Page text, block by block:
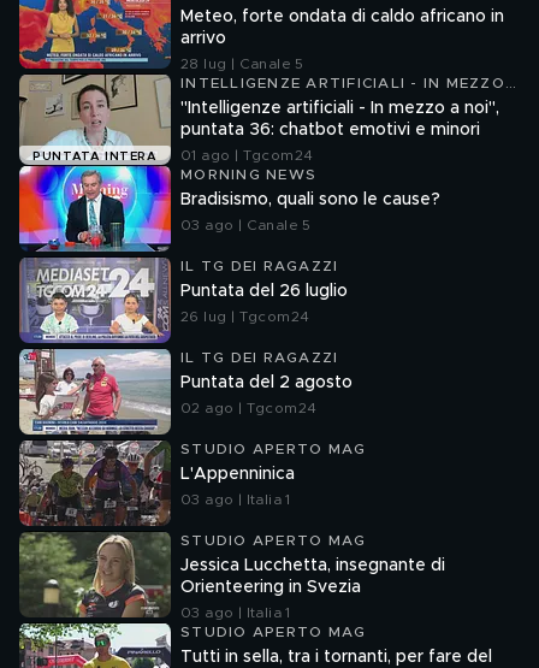
Meteo, forte ondata di caldo africano in
arrivo
28 lug | Canale 5
PUNTATA INTERA
INTELLIGENZE ARTIFICIALI - IN MEZZO
A NOI
"Intelligenze artificiali - In mezzo a noi",
puntata 36: chatbot emotivi e minori
01 ago | Tgcom24
MORNING NEWS
Bradisismo, quali sono le cause?
03 ago | Canale 5
IL TG DEI RAGAZZI
Puntata del 26 luglio
26 lug | Tgcom24
IL TG DEI RAGAZZI
Puntata del 2 agosto
02 ago | Tgcom24
STUDIO APERTO MAG
L'Appenninica
03 ago | Italia 1
STUDIO APERTO MAG
Jessica Lucchetta, insegnante di
Orienteering in Svezia
03 ago | Italia 1
STUDIO APERTO MAG
Tutti in sella, tra i tornanti, per fare del